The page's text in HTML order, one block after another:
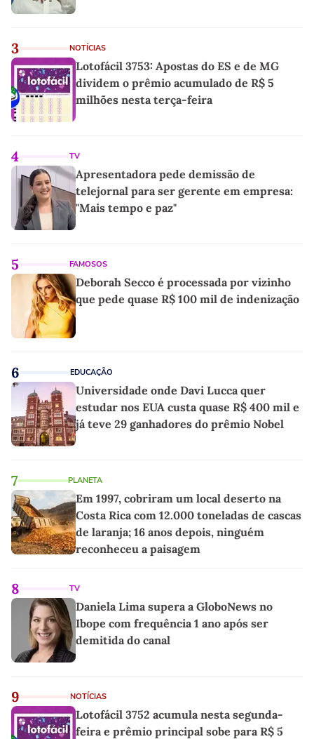
3 NOTÍCIAS
Lotofácil 3753: Apostas do ES e de MG
dividem o prêmio acumulado de R$ 5
milhões nesta terça-feira
4 TV
Apresentadora pede demissão de
telejornal para ser gerente em empresa:
"Mais tempo e paz"
5 FAMOSOS
Deborah Secco é processada por vizinho
que pede quase R$ 100 mil de indenização
6 EDUCAÇÃO
Universidade onde Davi Lucca quer
estudar nos EUA custa quase R$ 400 mil e
já teve 29 ganhadores do prêmio Nobel
7 PLANETA
Em 1997, cobriram um local deserto na
Costa Rica com 12.000 toneladas de cascas
de laranja; 16 anos depois, ninguém
reconheceu a paisagem
8 TV
Daniela Lima supera a GloboNews no
Ibope com frequência 1 ano após ser
demitida do canal
9 NOTÍCIAS
Lotofácil 3752 acumula nesta segunda-
feira e prêmio principal sobe para R$ 5